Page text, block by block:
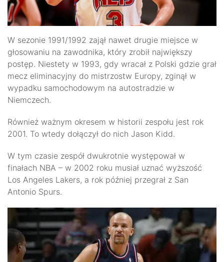
W sezonie 1991/1992 zajął nawet drugie miejsce w
głosowaniu na zawodnika, który zrobił największy
postęp. Niestety w 1993, gdy wracał z Polski gdzie grał
mecz eliminacyjny do mistrzostw Europy, zginął w
wypadku samochodowym na autostradzie w
Niemczech.
Również ważnym okresem w historii zespołu jest rok
2001. To wtedy dołączył do nich Jason Kidd.
W tym czasie zespół dwukrotnie występował w
finałach NBA – w 2002 roku musiał uznać wyższość
Los Angeles Lakers, a rok później przegrał z San
Antonio Spurs.